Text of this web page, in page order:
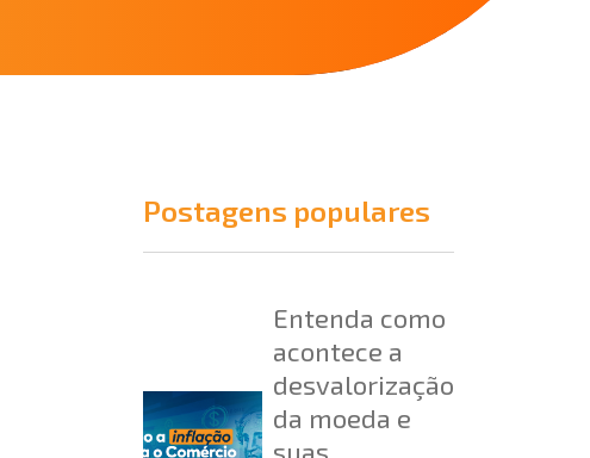
Postagens populares
Entenda como
acontece a
desvalorização
da moeda e
suas